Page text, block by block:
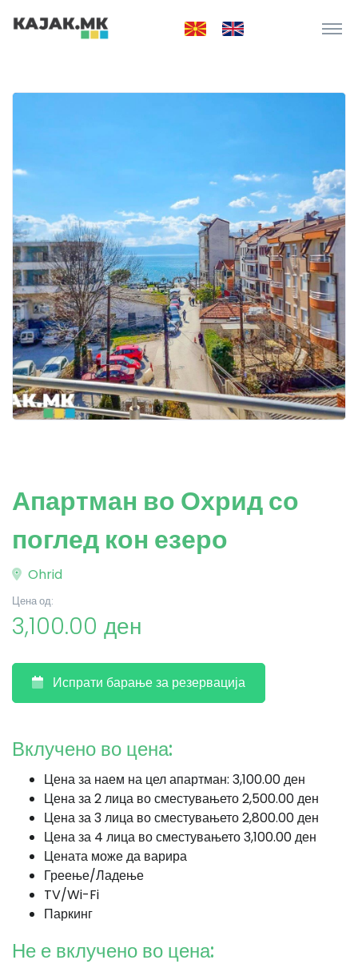
Апартман во Охрид со
поглед кон езеро
Ohrid
Цена од:
3,100.00 ден
Испрати барање за резервација
Вклучено во цена:
Цена за наем на цел апартман: 3,100.00 ден
Цена за 2 лица во сместувањето 2,500.00 ден
Цена за 3 лица во сместувањето 2,800.00 ден
Цена за 4 лица во сместувањето 3,100.00 ден
Цената може да варира
Греење/Ладење
TV/Wi-Fi
Паркинг
Не е вклучено во цена: